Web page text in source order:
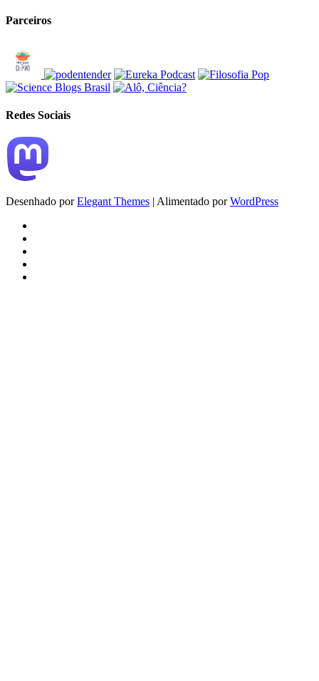
Parceiros
Redes Sociais
Desenhado porElegant Themes | Alimentado porWordPress